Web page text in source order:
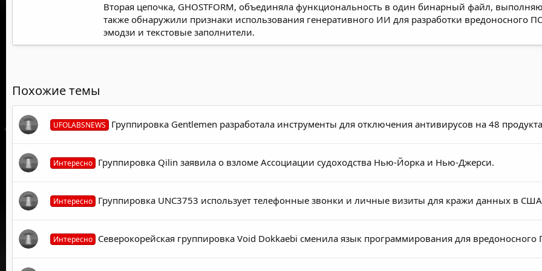
Вторая цепочка, GHOSTFORM, объединяла функциональность в один бинарный файл,
также обнаружили признаки использования генеративного ИИ для разработки вредоносного
эмодзи и текстовые заполнители.
Похожие темы
UFOLABSNEWS Группировка Gentlemen разработала инструменты для отключения антивирусов на 48
Интересно Группировка Qilin заявила о взломе Ассоциации судоходства Нью-Йорка и Нью-Джерси.
Интересно Группировка UNC3753 использует телефонные звонки и личные визиты для кражи данных в
Интересно Северокорейская группировка Void Dokkaebi сменила язык программирования для вредоносного